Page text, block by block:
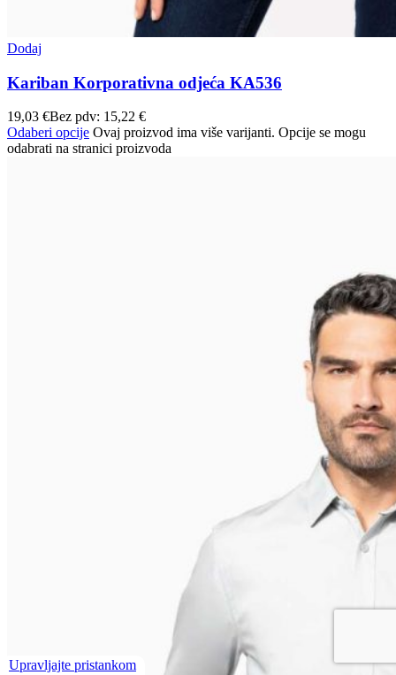
Dodaj
Kariban Korporativna odjeća KA536
19,03 €Bez pdv: 15,22 €
Odaberi opcije Ovaj proizvod ima više varijanti. Opcije se mogu
odabrati na stranici proizvoda
Upravljajte pristankom